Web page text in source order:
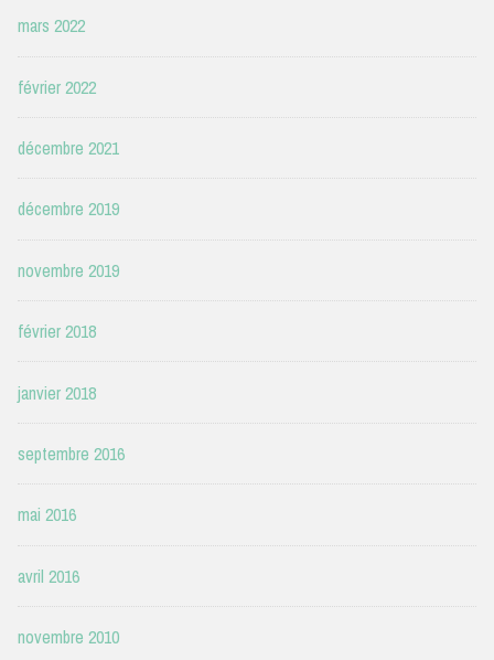
mars 2022
février 2022
décembre 2021
décembre 2019
novembre 2019
février 2018
janvier 2018
septembre 2016
mai 2016
avril 2016
novembre 2010